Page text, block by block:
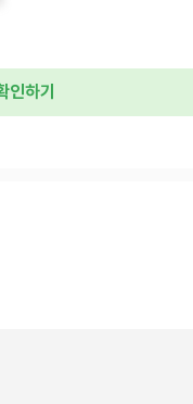
인하기